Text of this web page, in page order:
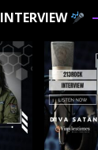
INTERVIEW